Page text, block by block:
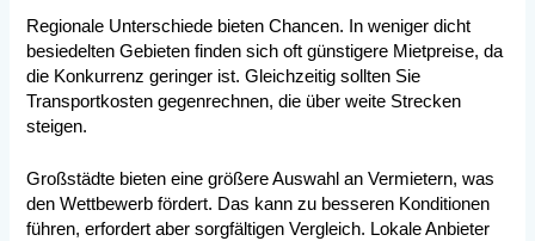
Regionale Unterschiede bieten Chancen. In weniger dicht
besiedelten Gebieten finden sich oft günstigere Mietpreise, da
die Konkurrenz geringer ist. Gleichzeitig sollten Sie
Transportkosten gegenrechnen, die über weite Strecken
steigen.
Großstädte bieten eine größere Auswahl an Vermietern, was
den Wettbewerb fördert. Das kann zu besseren Konditionen
führen, erfordert aber sorgfältigen Vergleich. Lokale Anbieter